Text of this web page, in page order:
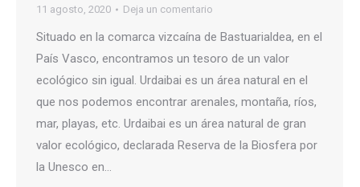
11 agosto, 2020
Deja un comentario
Situado en la comarca vizcaína de Bastuarialdea, en el
País Vasco, encontramos un tesoro de un valor
ecológico sin igual. Urdaibai es un área natural en el
que nos podemos encontrar arenales, montaña, ríos,
mar, playas, etc. Urdaibai es un área natural de gran
valor ecológico, declarada Reserva de la Biosfera por
la Unesco en…